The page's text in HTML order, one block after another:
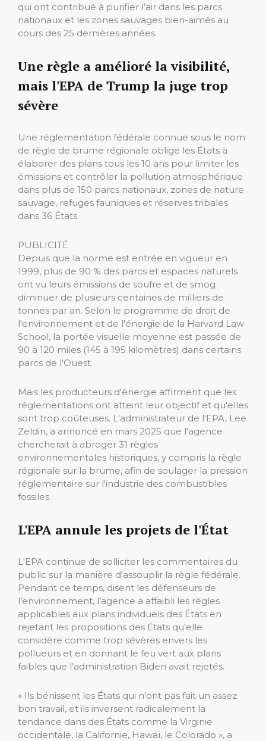
qui ont contribué à purifier l’air dans les parcs
nationaux et les zones sauvages bien-aimés au
cours des 25 dernières années.
Une règle a amélioré la visibilité,
mais l'EPA de Trump la juge trop
sévère
Une réglementation fédérale connue sous le nom
de règle de brume régionale oblige les États à
élaborer des plans tous les 10 ans pour limiter les
émissions et contrôler la pollution atmosphérique
dans plus de 150 parcs nationaux, zones de nature
sauvage, refuges fauniques et réserves tribales
dans 36 États.
PUBLICITÉ
Depuis que la norme est entrée en vigueur en
1999, plus de 90 % des parcs et espaces naturels
ont vu leurs émissions de soufre et de smog
diminuer de plusieurs centaines de milliers de
tonnes par an. Selon le programme de droit de
l'environnement et de l'énergie de la Harvard Law
School, la portée visuelle moyenne est passée de
90 à 120 miles (145 à 195 kilomètres) dans certains
parcs de l'Ouest.
Mais les producteurs d'énergie affirment que les
réglementations ont atteint leur objectif et qu'elles
sont trop coûteuses. L'administrateur de l'EPA, Lee
Zeldin, a annoncé en mars 2025 que l'agence
chercherait à abroger 31 règles
environnementales historiques, y compris la règle
régionale sur la brume, afin de soulager la pression
réglementaire sur l'industrie des combustibles
fossiles.
L'EPA annule les projets de l'État
L'EPA continue de solliciter les commentaires du
public sur la manière d'assouplir la règle fédérale.
Pendant ce temps, disent les défenseurs de
l’environnement, l’agence a affaibli les règles
applicables aux plans individuels des États en
rejetant les propositions des États qu’elle
considère comme trop sévères envers les
pollueurs et en donnant le feu vert aux plans
faibles que l’administration Biden avait rejetés.
« Ils bénissent les États qui n'ont pas fait un assez
bon travail, et ils inversent radicalement la
tendance dans des États comme la Virginie
occidentale, la Californie, Hawaï, le Colorado », a